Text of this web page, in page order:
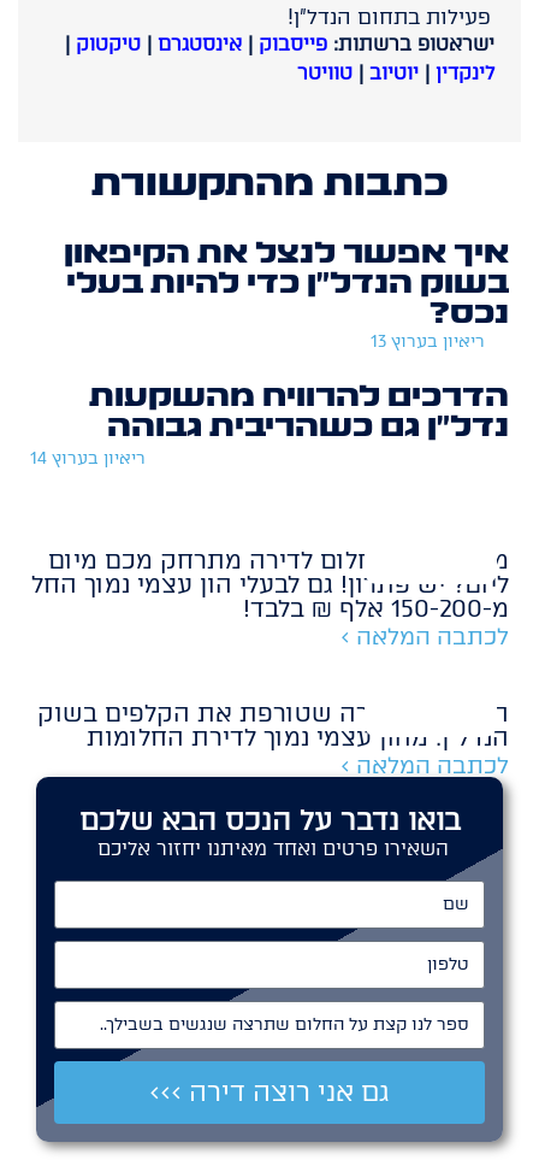
פעילות בתחום הנדל״ן!
ישראטופ ברשתות: פייסבוק אינסטגרם טיקטוק
לינקדין
יוטיוב טוויטר
כתבות מהתקשורת
איך אפשר לנצל את הקיפאון
בשוק הנדל״ן כדי להיות בעלי
נכס?
ריאיון בערוץ 13
הדרכים להרוויח מהשקעות
נדל״ן גם כשהריבית גבוהה
ריאיון בערוץ 14
מרגישים שהחלום לדירה מתרחק מכם מיום
ליום? יש פתרון! גם לבעלי הון עצמי נמוך החל
מ-150-200 אלף ₪ בלבד!
לכתבה המלאה >
החברה הצעירה שטורפת את הקלפים בשוק
הנדל״ן: מהון עצמי נמוך לדירת החלומות
לכתבה המלאה >
בואו נדבר על הנכס הבא שלכם
השאירו פרטים ואחד מאיתנו יחזור אליכם
שם
טלפון
ספר לנו קצת על החלום שתרצה שנגשים בשבילך..
גם אני רוצה דירה >>>